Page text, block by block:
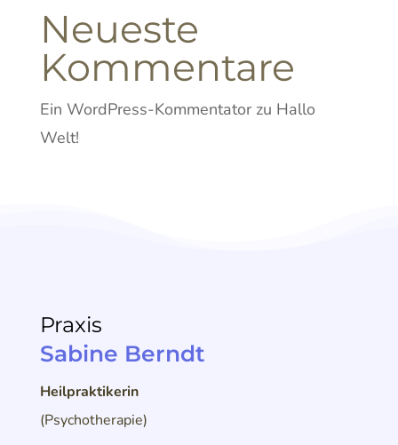
Neueste
Kommentare
Ein WordPress-Kommentatorzu Hallo
Welt!
Praxis
Sabine Berndt
Heilpraktikerin
(Psychotherapie)